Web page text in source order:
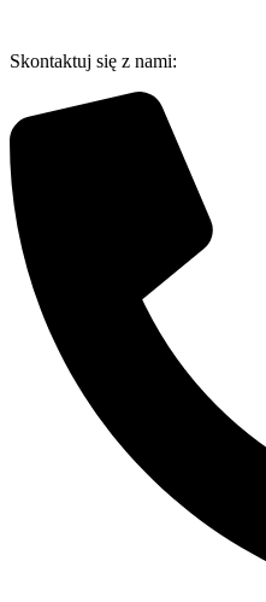
treści
Skontaktuj się z nami: